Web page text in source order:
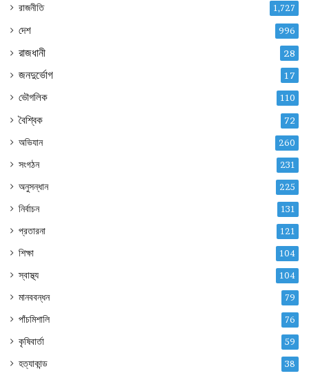
রাজনীতি 1,727
দেশ 996
রাজধানী 28
জনদুর্ভোগ 17
ভৌগলিক 110
বৈশ্বিক 72
অভিযান 260
সংগঠন 231
অনুসন্ধান 225
নির্বাচন 131
প্রতারনা 121
শিক্ষা 104
স্বাস্থ্য 104
মানববন্ধন 79
পাঁচমিশালি 76
কৃষিবার্তা 59
হত্যাকান্ড 38